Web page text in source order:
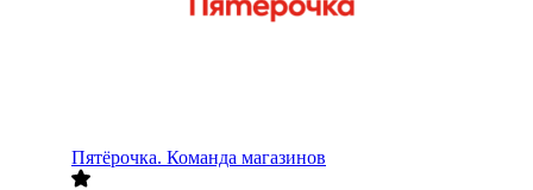
Пятёрочка. Команда магазинов